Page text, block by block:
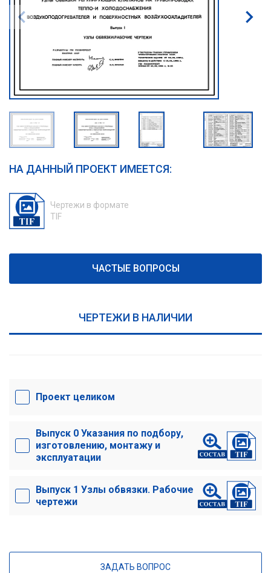
НА ДАННЫЙ ПРОЕКТ ИМЕЕТСЯ:
Чертежи в формате
TIF
ЧАСТЫЕ ВОПРОСЫ
ЧЕРТЕЖИ В НАЛИЧИИ
Проект целиком
Выпуск 0 Указания по подбору,
изготовлению, монтажу и
эксплуатации
Выпуск 1 Узлы обвязки. Рабочие
чертежи
ЗАДАТЬ ВОПРОС